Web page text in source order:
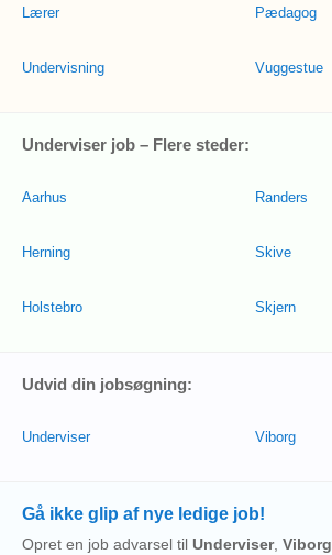
Lærer
Undervisning
Pædagog
Vuggestue
Underviser job – Flere steder:
Aarhus
Herning
Holstebro
Randers
Skive
Skjern
Udvid din jobsøgning:
Underviser Viborg
Gå ikke glip af nye ledige job!
Opret en job advarsel til Underviser, Viborg